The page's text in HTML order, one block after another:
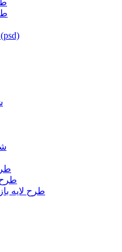
ولادت امام حسن عسکری (psd)
طرح
طرح لایه